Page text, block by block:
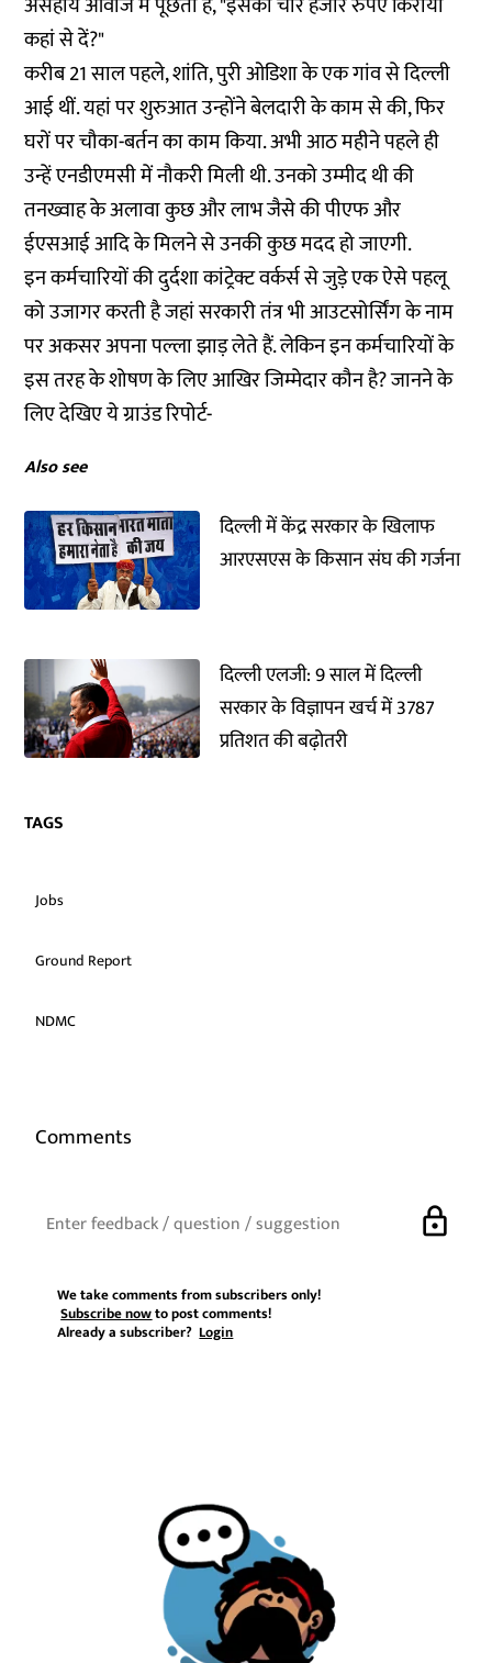
कहां से दें?"
करीब 21 साल पहले, शांति, पुरी ओडिशा के एक गांव से दिल्ली
आई थीं. यहां पर शुरुआत उन्होंने बेलदारी के काम से की, फिर
घरों पर चौका-बर्तन का काम किया. अभी आठ महीने पहले ही
उन्हें एनडीएमसी में नौकरी मिली थी. उनको उम्मीद थी की
तनख्वाह के अलावा कुछ और लाभ जैसे की पीएफ और
ईएसआई आदि के मिलने से उनकी कुछ मदद हो जाएगी.
इन कर्मचारियों की दुर्दशा कांट्रेक्ट वर्कर्स से जुड़े एक ऐसे पहलू
को उजागर करती है जहां सरकारी तंत्र भी आउटसोर्सिंग के नाम
पर अकसर अपना पल्ला झाड़ लेते हैं. लेकिन इन कर्मचारियों के
इस तरह के शोषण के लिए आखिर जिम्मेदार कौन है? जानने के
लिए देखिए ये ग्राउंड रिपोर्ट-
Also see
दिल्ली में केंद्र सरकार के खिलाफ
आरएसएस के किसान संघ की गर्जना
दिल्ली एलजी: 9 साल में दिल्ली
सरकार के विज्ञापन खर्च में 3787
प्रतिशत की बढ़ोतरी
TAGS
Jobs
Ground Report
NDMC
Comments
lock
We take comments from subscribers only!
Subscribe nowto post comments!
Already a subscriber?Login